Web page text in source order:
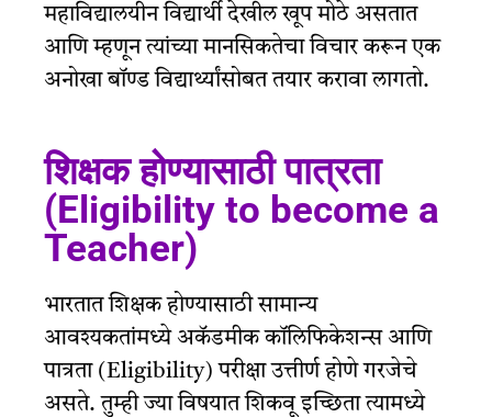
महाविद्यालयीन विद्यार्थी देखील खूप मोठे असतात
आणि म्हणून त्यांच्या मानसिकतेचा विचार करून एक
अनोखा बॉण्ड विद्यार्थ्यांसोबत तयार करावा लागतो.
शिक्षक होण्यासाठी पात्रता
(Eligibility to become a
Teacher)
भारतात शिक्षक होण्यासाठी सामान्य
आवश्यकतांमध्ये अकॅडमीक कॉलिफिकेशन्स आणि
पात्रता (Eligibility) परीक्षा उत्तीर्ण होणे गरजेचे
असते. तुम्ही ज्या विषयात शिकवू इच्छिता त्यामध्ये